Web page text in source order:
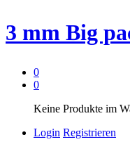
3 mm Big
0
0
Keine Produkte im
Login Registrieren